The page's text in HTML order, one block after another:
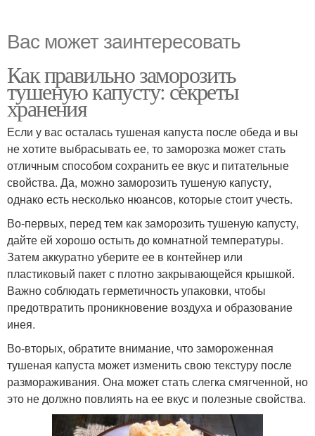
Вас может заинтересовать
Как правильно заморозить
тушеную капусту: секреты
хранения
Если у вас осталась тушеная капуста после обеда и вы
не хотите выбрасывать ее, то заморозка может стать
отличным способом сохранить ее вкус и питательные
свойства. Да, можно заморозить тушеную капусту,
однако есть несколько нюансов, которые стоит учесть.
Во-первых, перед тем как заморозить тушеную капусту,
дайте ей хорошо остыть до комнатной температуры.
Затем аккуратно уберите ее в контейнер или
пластиковый пакет с плотно закрывающейся крышкой.
Важно соблюдать герметичность упаковки, чтобы
предотвратить проникновение воздуха и образование
инея.
Во-вторых, обратите внимание, что замороженная
тушеная капуста может изменить свою текстуру после
размораживания. Она может стать слегка смягченной, но
это не должно повлиять на ее вкус и полезные свойства.